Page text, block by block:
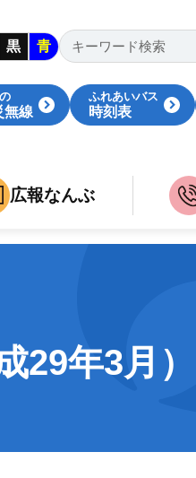
黒 青
無線
ふれあいバス
時刻表
広報なんぶ
年3月）